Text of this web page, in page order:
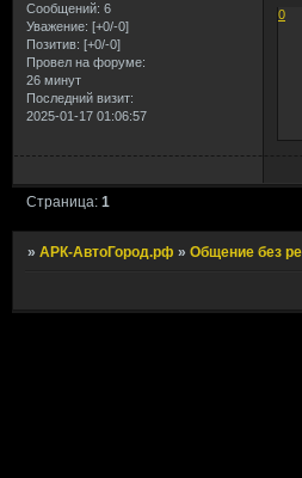
Сообщений: 6
Уважение: [+0/-0]
Позитив: [+0/-0]
Провел на форуме:
26 минут
Последний визит:
2025-01-17 01:06:57
0
Страница:1
»АРК-АвтоГород.рф »Общение без